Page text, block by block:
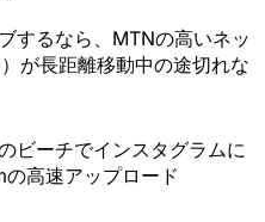
するなら、MTNの高いネッ
が長距離移動中の途切れな
ビーチでインスタグラムに
高速アップロード